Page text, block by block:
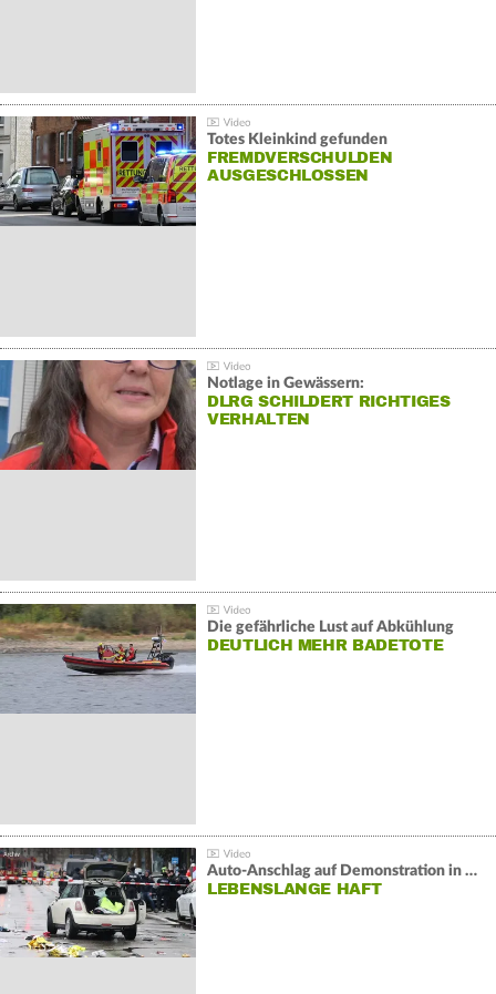
Totes Kleinkind gefunden
FREMDVERSCHULDEN
AUSGESCHLOSSEN
Notlage in Gewässern:
DLRG SCHILDERT RICHTIGES
VERHALTEN
Die gefährliche Lust auf Abkühlung
DEUTLICH MEHR BADETOTE
Auto-Anschlag auf Demonstration in München:
LEBENSLANGE HAFT